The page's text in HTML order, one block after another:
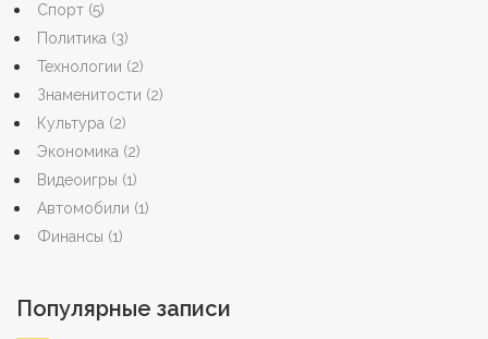
Спорт (5)
Политика (3)
Технологии (2)
Знаменитости (2)
Культура (2)
Экономика (2)
Видеоигры (1)
Автомобили (1)
Финансы (1)
Популярные записи